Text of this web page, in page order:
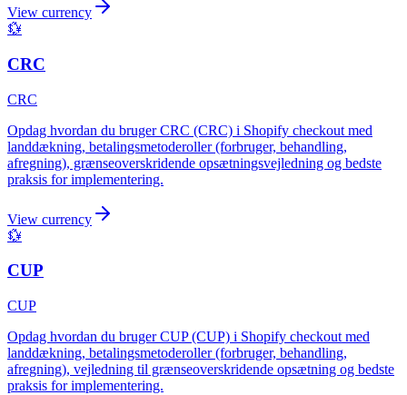
View currency
💱
CRC
CRC
Opdag hvordan du bruger CRC (CRC) i Shopify checkout med
landdækning, betalingsmetoderoller (forbruger, behandling,
afregning), grænseoverskridende opsætningsvejledning og bedste
praksis for implementering.
View currency
💱
CUP
CUP
Opdag hvordan du bruger CUP (CUP) i Shopify checkout med
landdækning, betalingsmetoderoller (forbruger, behandling,
afregning), vejledning til grænseoverskridende opsætning og bedste
praksis for implementering.